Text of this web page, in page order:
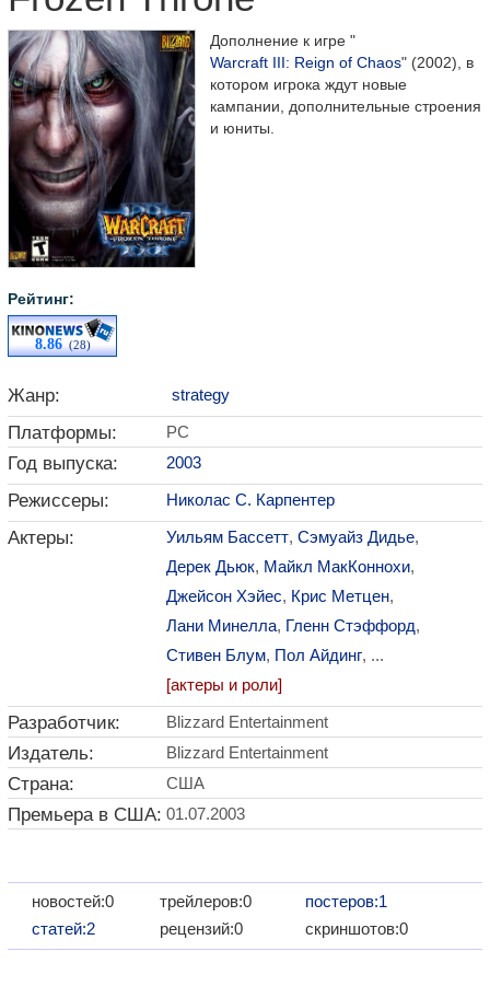
Рейтинг:
8.86(28)
Дополнение к игре "
Warcraft III: Reign of Chaos" (2002), в
котором игрока ждут новые
кампании, дополнительные строения
и юниты.
Жанр: strategy
Платформы: PC
Год выпуска: 2003
Режиссеры: Николас С. Карпентер
Актеры: Уильям Бассетт, Сэмуайз Дидье,
Дерек Дьюк, Майкл МакКоннохи,
Джейсон Хэйес, Крис Метцен,
Лани Минелла, Гленн Стэффорд,
Стивен Блум, Пол Айдинг, ...
[актеры и роли]
Разработчик: Blizzard Entertainment
Издатель: Blizzard Entertainment
Страна: США
Премьера в США: 01.07.2003
новостей:0
статей:2
трейлеров:0
рецензий:0
постеров:1
скриншотов:0